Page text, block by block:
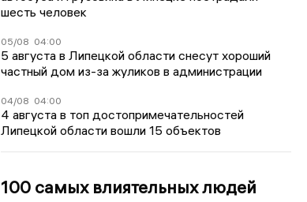
шесть человек
05/08 04:00
5 августа в Липецкой области снесут хороший
частный дом из-за жуликов в администрации
04/08 04:00
4 августа в топ достопримечательностей
Липецкой области вошли 15 объектов
100 самых влиятельных людей